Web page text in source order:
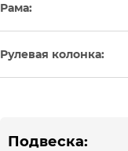
Рама:
Рулевая колонка:
Подвеска: